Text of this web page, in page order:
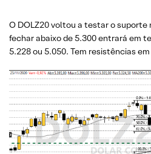
O DOLZ20 voltou a testar o suporte
fechar abaixo de 5.300 entrará em
5.228 ou 5.050. Tem resistências